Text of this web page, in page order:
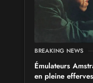
BREAKING NEWS
Émulateurs
en pleine